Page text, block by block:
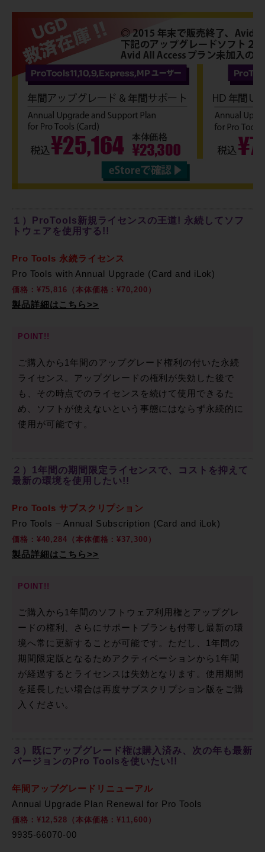
１）ProTools新規ライセンスの王道! 永続してソフ
トウェアを使用する!!
Pro Tools 永続ライセンス
Pro Tools with Annual Upgrade (Card and iLok)
価格：¥75,816（本体価格：¥70,200）
製品詳細はこちら>>
POINT!!
ご購入から1年間のアップグレード権利の付いた永続
ライセンス。アップグレードの権利が失効した後で
も、その時点でのライセンスを続けて使用できるた
め、ソフトが使えないという事態にはならず永続的に
使用が可能です。
２）1年間の期間限定ライセンスで、コストを抑えて
最新の環境を使用したい!!
Pro Tools サブスクリプション
Pro Tools – Annual Subscription (Card and iLok)
価格：¥40,284（本体価格：¥37,300）
製品詳細はこちら>>
POINT!!
ご購入から1年間のソフトウェア利用権とアップグレ
ードの権利、さらにサポートプランも付帯し最新の環
境へ常に更新することが可能です。ただし、1年間の
期間限定版となるためアクティベーションから1年間
が経過するとライセンスは失効となります。使用期間
を延長したい場合は再度サブスクリプション版をご購
入ください。
３）既にアップグレード権は購入済み、次の年も最新
バージョンのPro Toolsを使いたい!!
年間アップグレードリニューアル
Annual Upgrade Plan Renewal for Pro Tools
価格：¥12,528（本体価格：¥11,600）
9935-66070-00